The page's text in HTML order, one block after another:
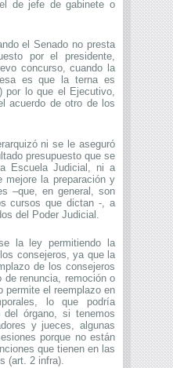
de jefe de gabinete o
el Senado no presta
por el presidente,
concurso, cuando la
es que la terna es
por lo que el Ejecutivo,
acuerdo de otro de los
ni se le aseguró
presupuesto que se
Escuela Judicial, ni a
la preparación y
–que, en general, son
cursos que dictan -, a
del Poder Judicial.
la ley permitiendo la
consejeros, ya que la
de los consejeros
renuncia, remoción o
permite el reemplazo en
lo que podría
del órgano, si tenemos
y jueces, algunas
porque no están
que tienen en las
(art. 2 infra).